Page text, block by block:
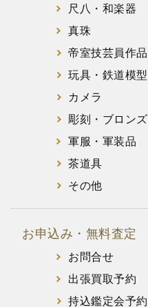
尺八・和楽器
真珠
帝室技芸員作品
玩具・鉄道模型
カメラ
彫刻・ブロンズ
軍服・軍装品
茶道具
その他
お申込み・無料査定
お問合せ
出張買取予約
持込鑑定会予約